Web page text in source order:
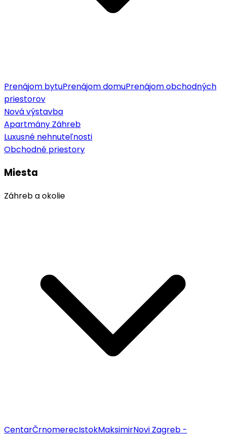
Prenájom bytuPrenájom domuPrenájom obchodných
priestorov
Nová výstavba
Apartmány Záhreb
Luxusné nehnuteľnosti
Obchodné priestory
Miesta
Záhreb a okolie
CentarČrnomerecIstokMaksimirNovi Zagreb -